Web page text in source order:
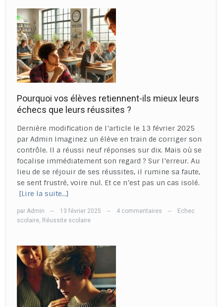
Pourquoi vos élèves retiennent-ils mieux leurs
échecs que leurs réussites ?
Dernière modification de l’article le 13 février 2025
par Admin Imaginez un élève en train de corriger son
contrôle. Il a réussi neuf réponses sur dix. Mais où se
focalise immédiatement son regard ? Sur l’erreur. Au
lieu de se réjouir de ses réussites, il rumine sa faute,
se sent frustré, voire nul. Et ce n’est pas un cas isolé.
[Lire la suite…]
par Admin — 13 février 2025 — 4 commentaires —
Echec
scolaire, Réussite scolaire